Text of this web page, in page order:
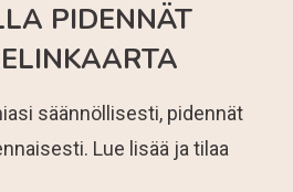
PIDENNÄT
säännöllisesti, pidennät
Lue lisää ja tilaa